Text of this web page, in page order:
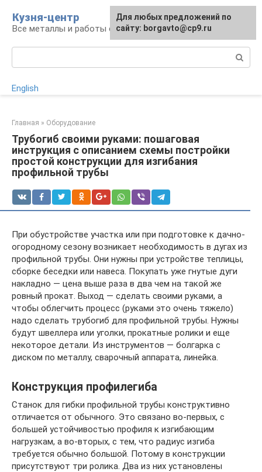
контенту
Кузня-центр
Все металлы и работы с ними
English
Главная » Оборудование
Трубогиб своими руками: пошаговая
инструкция с описанием схемы постройки
простой конструкции для изгибания
профильной трубы
При обустройстве участка или при подготовке к дачно-
огородному сезону возникает необходимость в дугах из
профильной трубы. Они нужны при устройстве теплицы,
сборке беседки или навеса. Покупать уже гнутые дуги
накладно — цена выше раза в два чем на такой же
ровный прокат. Выход — сделать своими руками, а
чтобы облегчить процесс (руками это очень тяжело)
надо сделать трубогиб для профильной трубы. Нужны
будут швеллера или уголки, прокатные ролики и еще
некоторое детали. Из инструментов — болгарка с
диском по металлу, сварочный аппарата, линейка.
Конструкция профилегиба
Станок для гибки профильной трубы конструктивно
отличается от обычного. Это связано во-первых, с
большей устойчивостью профиля к изгибающим
нагрузкам, а во-вторых, с тем, что радиус изгиба
требуется обычно большой. Потому в конструкции
присутствуют три ролика. Два из них установлены
Для любых предложений по
сайту: borgavto@cp9.ru